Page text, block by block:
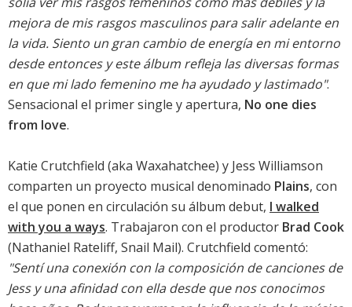
mejora de mis rasgos masculinos para salir adelante en
la vida. Siento un gran cambio de energía en mi entorno
desde entonces y este álbum refleja las diversas formas
en que mi lado femenino me ha ayudado y lastimado".
Sensacional el primer single y apertura, No one dies
from love.
Katie Crutchfield (aka Waxahatchee) y Jess Williamson
comparten un proyecto musical denominado Plains, con
el que ponen en circulación su álbum debut, I walked
with you a ways. Trabajaron con el productor Brad Cook
(Nathaniel Rateliff, Snail Mail). Crutchfield comentó:
"Sentí una conexión con la composición de canciones de
Jess y una afinidad con ella desde que nos conocimos